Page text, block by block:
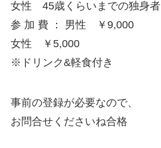
女性 45歳くらいまでの独身者
参 加 費 ： 男性 ￥9,000
女性 ￥5,000
※ドリンク&軽食付き
事前の登録が必要なので、
お問合せくださいね合格